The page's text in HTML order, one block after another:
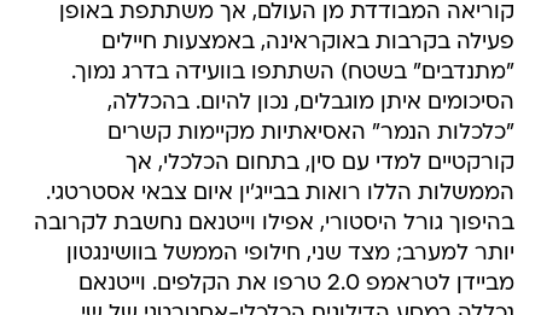
קוריאה המבודדת מן העולם, אך משתתפת באופן
פעילה בקרבות באוקראינה, באמצעות חיילים
"מתנדבים" בשטח) השתתפו בוועידה בדרג נמוך.
הסיכומים איתן מוגבלים, נכון להיום. בהכללה,
"כלכלות הנמר" האסיאתיות מקיימות קשרים
קורקטיים למדי עם סין, בתחום הכלכלי, אך
הממשלות הללו רואות בבייג'ין איום צבאי אסטרטגי.
בהיפוך גורל היסטורי, אפילו וייטנאם נחשבת לקרובה
יותר למערב; מצד שני, חילופי הממשל בוושינגטון
מביידן לטראמפ 2.0 טרפו את הקלפים. וייטנאם